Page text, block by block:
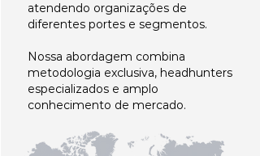
atendendo organizações de
diferentes portes e segmentos.
Nossa abordagem combina
metodologia exclusiva, headhunters
especializados e amplo
conhecimento de mercado.